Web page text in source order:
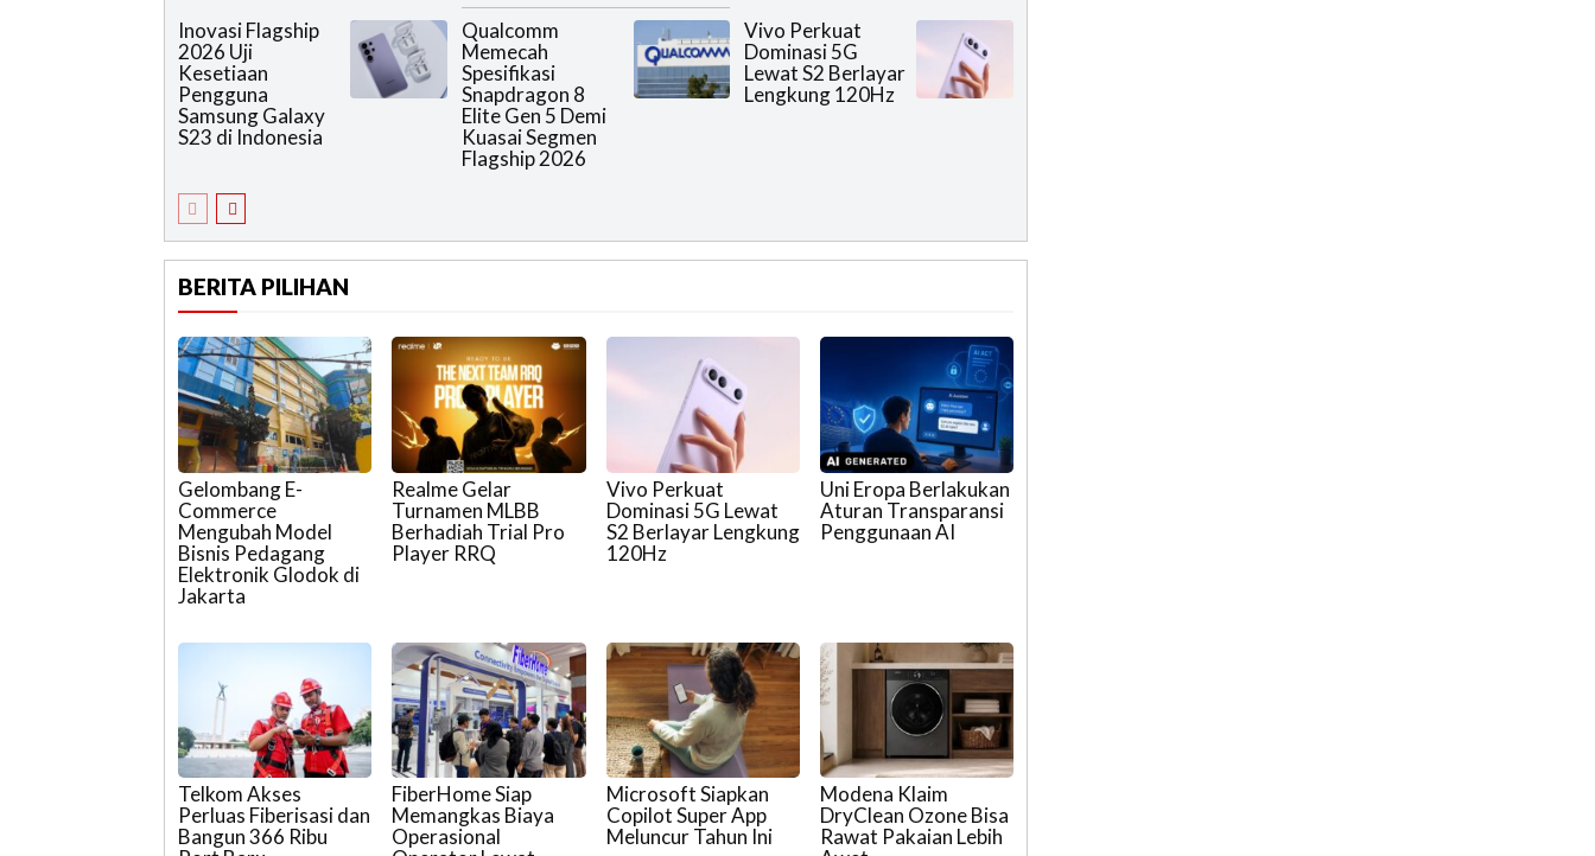
Inovasi Flagship
2026 Uji
Kesetiaan
Pengguna
Samsung Galaxy
S23 di Indonesia
Qualcomm
Memecah
Spesifikasi
Snapdragon 8
Elite Gen 5 Demi
Kuasai Segmen
Flagship 2026
Vivo Perkuat
Dominasi 5G
Lewat S2 Berlayar
Lengkung 120Hz
BERITA PILIHAN
Gelombang E-
Commerce
Mengubah Model
Bisnis Pedagang
Elektronik Glodok di
Jakarta
Realme Gelar
Turnamen MLBB
Berhadiah Trial Pro
Player RRQ
Vivo Perkuat
Dominasi 5G Lewat
S2 Berlayar Lengkung
120Hz
Uni Eropa Berlakukan
Aturan Transparansi
Penggunaan AI
Telkom Akses
Perluas Fiberisasi dan
Bangun 366 Ribu
FiberHome Siap
Memangkas Biaya
Operasional
Microsoft Siapkan
Copilot Super App
Meluncur Tahun Ini
Modena Klaim
DryClean Ozone Bisa
Rawat Pakaian Lebih